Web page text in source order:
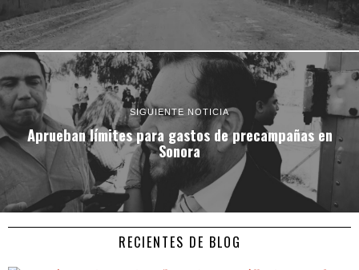
SIGUIENTE NOTICIA
Aprueban límites para gastos de precampañas en
Sonora
RECIENTES DE BLOG